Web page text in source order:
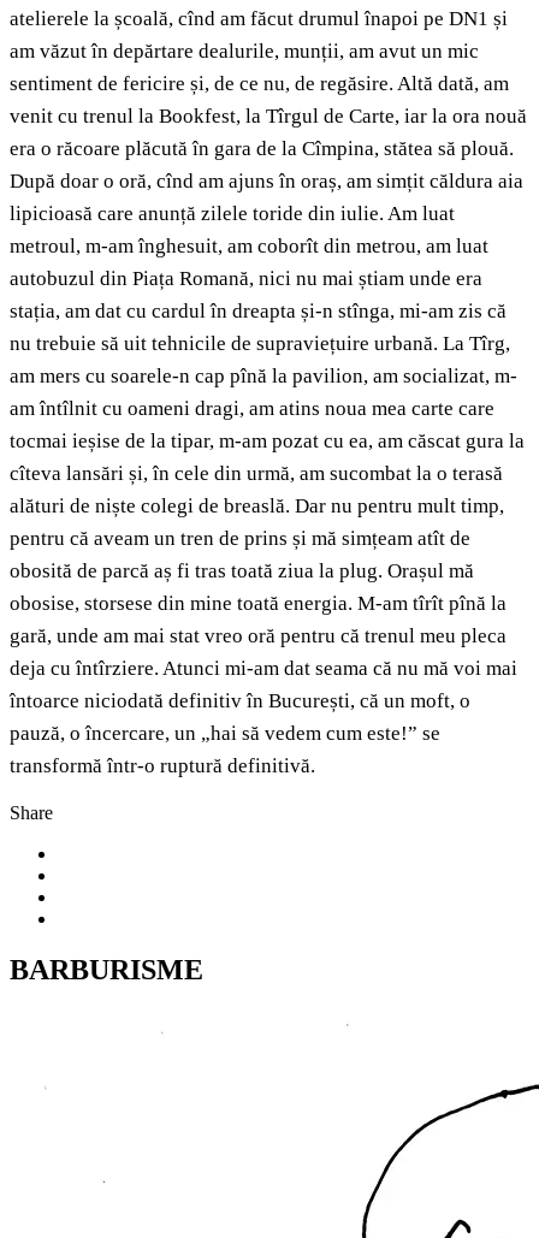
atelierele la școală, cînd am făcut drumul înapoi pe DN1 și
am văzut în depărtare dealurile, munții, am avut un mic
sentiment de fericire și, de ce nu, de regăsire. Altă dată, am
venit cu trenul la Bookfest, la Tîrgul de Carte, iar la ora nouă
era o răcoare plăcută în gara de la Cîmpina, stătea să plouă.
După doar o oră, cînd am ajuns în oraș, am simțit căldura aia
lipicioasă care anunță zilele toride din iulie. Am luat
metroul, m-am înghesuit, am coborît din metrou, am luat
autobuzul din Piața Romană, nici nu mai știam unde era
stația, am dat cu cardul în dreapta și-n stînga, mi-am zis că
nu trebuie să uit tehnicile de supraviețuire urbană. La Tîrg,
am mers cu soarele-n cap pînă la pavilion, am socializat, m-
am întîlnit cu oameni dragi, am atins noua mea carte care
tocmai ieșise de la tipar, m-am pozat cu ea, am căscat gura la
cîteva lansări și, în cele din urmă, am sucombat la o terasă
alături de niște colegi de breaslă. Dar nu pentru mult timp,
pentru că aveam un tren de prins și mă simțeam atît de
obosită de parcă aș fi tras toată ziua la plug. Orașul mă
obosise, storsese din mine toată energia. M-am tîrît pînă la
gară, unde am mai stat vreo oră pentru că trenul meu pleca
deja cu întîrziere. Atunci mi-am dat seama că nu mă voi mai
întoarce niciodată definitiv în București, că un moft, o
pauză, o încercare, un „hai să vedem cum este!” se
transformă într-o ruptură definitivă.
Share
BARBURISME